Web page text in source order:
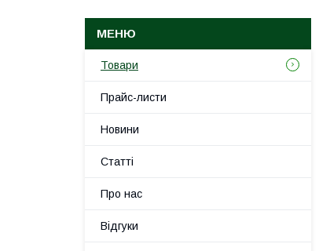
Товари
Прайс-листи
Новини
Статті
Про нас
Відгуки